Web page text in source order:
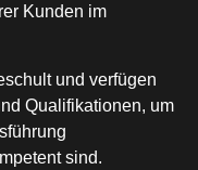
Kunden im
und verfügen
Qualifikationen, um
sind.